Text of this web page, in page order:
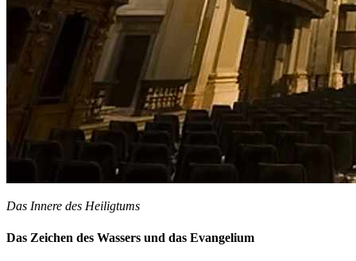
Das Innere des Heiligtums
Das Zeichen des Wassers und das Evangelium